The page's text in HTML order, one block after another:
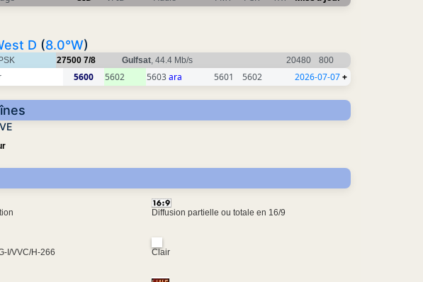
D (8.0°W)
27500 7/8 Gulfsat, 44.4 Mb/s 20480 800
5600 5602 5603ara 5601 5602 2026-07-07+
Diffusion partielle ou totale en 16/9
I/VVC/H-266 Clair